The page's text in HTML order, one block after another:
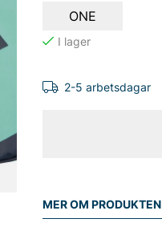
ONE
2-5 arbetsdagar
MER OM PRODUKTEN